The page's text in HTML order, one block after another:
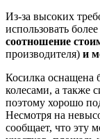
Из-за высоких
использовать
соотношение
производителя) и
Косилка оснащена
колесами, а также
поэтому хорошо
Несмотря на
сообщает, что эту